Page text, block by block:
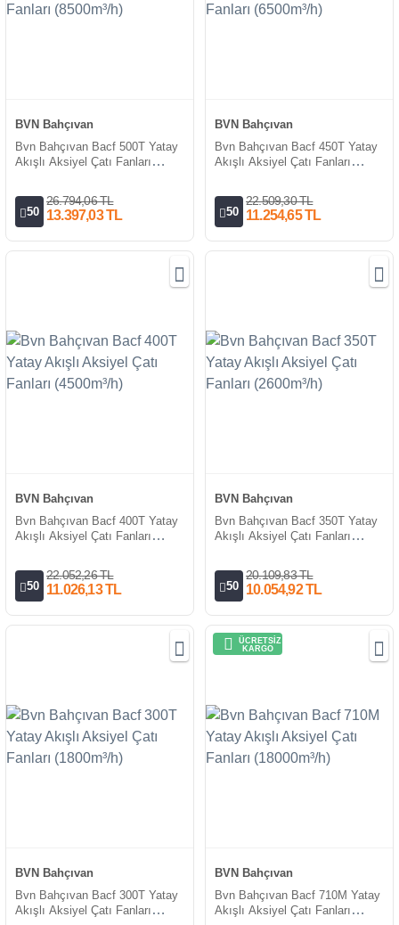
BVN Bahçıvan
Bvn Bahçıvan Bacf 500T Yatay
Akışlı Aksiyel Çatı Fanları
50
26.794,06 TL
13.397,03 TL
BVN Bahçıvan
Bvn Bahçıvan Bacf 450T Yatay
Akışlı Aksiyel Çatı Fanları
50
22.509,30 TL
11.254,65 TL
BVN Bahçıvan
Bvn Bahçıvan Bacf 400T Yatay
Akışlı Aksiyel Çatı Fanları
50
22.052,26 TL
11.026,13 TL
BVN Bahçıvan
Bvn Bahçıvan Bacf 350T Yatay
Akışlı Aksiyel Çatı Fanları
50
20.109,83 TL
10.054,92 TL
BVN Bahçıvan
Bvn Bahçıvan Bacf 300T Yatay
Akışlı Aksiyel Çatı Fanları
ÜCRETSİZ
KARGO
BVN Bahçıvan
Bvn Bahçıvan Bacf 710M Yatay
Akışlı Aksiyel Çatı Fanları